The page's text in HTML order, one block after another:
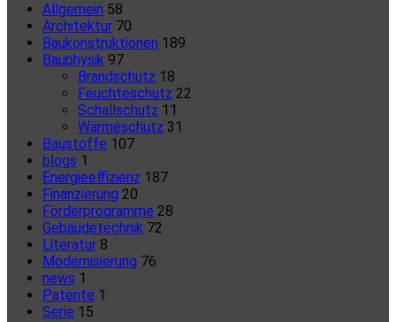
Allgemein 58
Architektur 70
Baukonstruktionen 189
Bauphysik 97
Brandschutz 18
Feuchteschutz 22
Schallschutz 11
Wärmeschutz 31
Baustoffe 107
blogs 1
Energieeffizienz 187
Finanzierung 20
Förderprogramme 28
Gebäudetechnik 72
Literatur 8
Modernisierung 76
news 1
Patente 1
Serie 15